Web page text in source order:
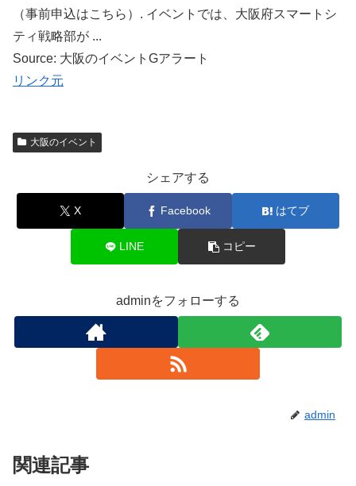
（事前申込はこちら）. イベントでは、大阪府スマートシ
ティ戦略部が ...
Source: 大阪のイベントGアラート
リンク元
大阪のイベント
シェアする
X Facebook はてブ
LINE コピー
adminをフォローする
admin
関連記事